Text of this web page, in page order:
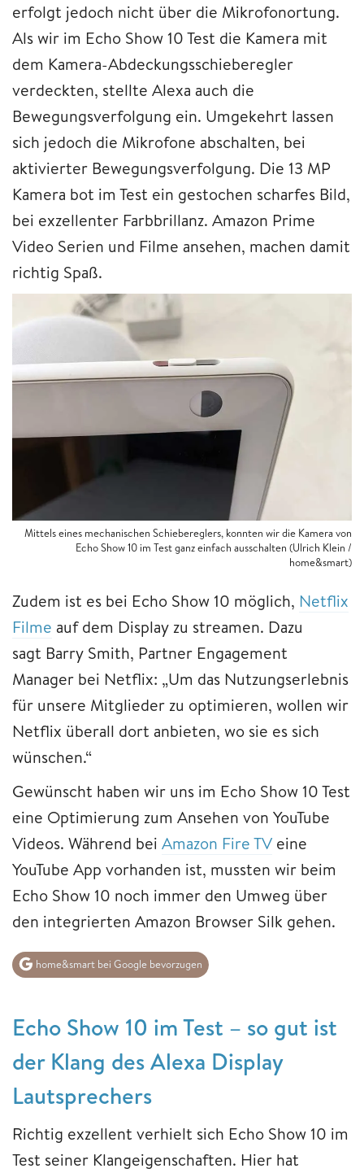
erfolgt jedoch nicht über die Mikrofonortung.
Als wir im Echo Show 10 Test die Kamera mit
dem Kamera-Abdeckungsschieberegler
verdeckten, stellte Alexa auch die
Bewegungsverfolgung ein. Umgekehrt lassen
sich jedoch die Mikrofone abschalten, bei
aktivierter Bewegungsverfolgung. Die 13 MP
Kamera bot im Test ein gestochen scharfes Bild,
bei exzellenter Farbbrillanz. Amazon Prime
Video Serien und Filme ansehen, machen damit
richtig Spaß.
Mittels eines mechanischen Schiebereglers, konnten wir die Kamera von
Echo Show 10 im Test ganz einfach ausschalten (Ulrich Klein /
home&smart)
Zudem ist es bei Echo Show 10 möglich, Netflix
Filme auf dem Display zu streamen. Dazu
sagt Barry Smith, Partner Engagement
Manager bei Netflix: „Um das Nutzungserlebnis
für unsere Mitglieder zu optimieren, wollen wir
Netflix überall dort anbieten, wo sie es sich
wünschen.“
Gewünscht haben wir uns im Echo Show 10 Test
eine Optimierung zum Ansehen von YouTube
Videos. Während bei Amazon Fire TV eine
YouTube App vorhanden ist, mussten wir beim
Echo Show 10 noch immer den Umweg über
den integrierten Amazon Browser Silk gehen.
home&smart bei Google bevorzugen
Echo Show 10 im Test – so gut ist
der Klang des Alexa Display
Lautsprechers
Richtig exzellent verhielt sich Echo Show 10 im
Test seiner Klangeigenschaften. Hier hat